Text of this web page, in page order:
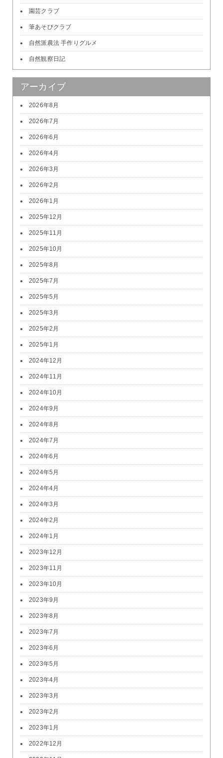
園芸クラブ
筆あそびクラブ
自然派農法 手作りグルメ
自然観察日記
アーカイブ
2026年8月
2026年7月
2026年6月
2026年4月
2026年3月
2026年2月
2026年1月
2025年12月
2025年11月
2025年10月
2025年8月
2025年7月
2025年5月
2025年3月
2025年2月
2025年1月
2024年12月
2024年11月
2024年10月
2024年9月
2024年8月
2024年7月
2024年6月
2024年5月
2024年4月
2024年3月
2024年2月
2024年1月
2023年12月
2023年11月
2023年10月
2023年9月
2023年8月
2023年7月
2023年6月
2023年5月
2023年4月
2023年3月
2023年2月
2023年1月
2022年12月